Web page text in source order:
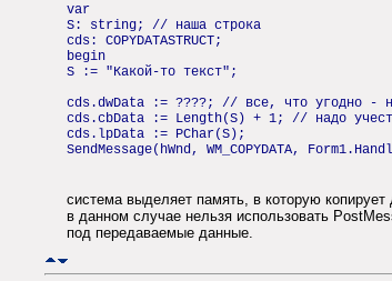
var
S: string; // наша строка
cds: COPYDATASTRUCT;
begin
S := "Какой-то текст";
cds.dwData := ????; // все, что угодно - на
cds.cbData := Length(S) + 1; // надо
cds.lpData := PChar(S);
SendMessage(hWnd, WM_COPYDATA,
система выделяет память, в которую
в данном случае нельзя использовать
под передаваемые данные.